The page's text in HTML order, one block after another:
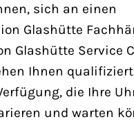
sich an einen
Glashütte
Glashütte Service
Ihnen
die Ihre
und warten